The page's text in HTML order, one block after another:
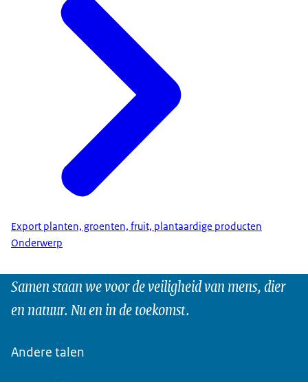
Export planten, groenten, fruit, plantaardige producten
Onderwerp
Samen staan we voor de veiligheid van mens, dier
en natuur. Nu en in de toekomst.
Andere talen